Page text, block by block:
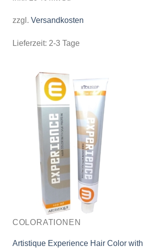
zzgl. Versandkosten
Lieferzeit: 2-3 Tage
COLORATIONEN
Artistique Experience Hair Color